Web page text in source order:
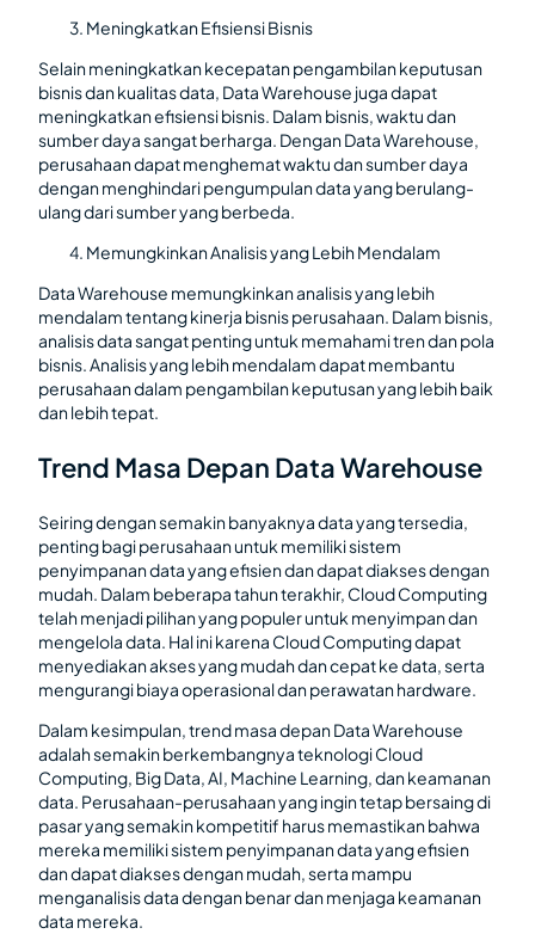
Meningkatkan Efisiensi Bisnis
Selain meningkatkan kecepatan pengambilan keputusan
bisnis dan kualitas data, Data Warehouse juga dapat
meningkatkan efisiensi bisnis. Dalam bisnis, waktu dan
sumber daya sangat berharga. Dengan Data Warehouse,
perusahaan dapat menghemat waktu dan sumber daya
dengan menghindari pengumpulan data yang berulang-
ulang dari sumber yang berbeda.
Memungkinkan Analisis yang Lebih Mendalam
Data Warehouse memungkinkan analisis yang lebih
mendalam tentang kinerja bisnis perusahaan. Dalam bisnis,
analisis data sangat penting untuk memahami tren dan pola
bisnis. Analisis yang lebih mendalam dapat membantu
perusahaan dalam pengambilan keputusan yang lebih baik
dan lebih tepat.
Trend Masa Depan Data Warehouse
Seiring dengan semakin banyaknya data yang tersedia,
penting bagi perusahaan untuk memiliki sistem
penyimpanan data yang efisien dan dapat diakses dengan
mudah. Dalam beberapa tahun terakhir, Cloud Computing
telah menjadi pilihan yang populer untuk menyimpan dan
mengelola data. Hal ini karena Cloud Computing dapat
menyediakan akses yang mudah dan cepat ke data, serta
mengurangi biaya operasional dan perawatan hardware.
Dalam kesimpulan, trend masa depan Data Warehouse
adalah semakin berkembangnya teknologi Cloud
Computing, Big Data, AI, Machine Learning, dan keamanan
data. Perusahaan-perusahaan yang ingin tetap bersaing di
pasar yang semakin kompetitif harus memastikan bahwa
mereka memiliki sistem penyimpanan data yang efisien
dan dapat diakses dengan mudah, serta mampu
menganalisis data dengan benar dan menjaga keamanan
data mereka.